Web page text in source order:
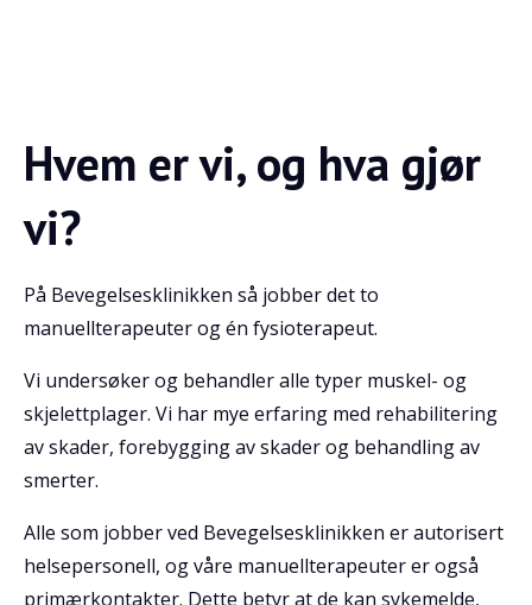
Hvem er vi, og hva gjør
vi?
På Bevegelsesklinikken så jobber det to
manuellterapeuter og én fysioterapeut.
Vi undersøker og behandler alle typer muskel- og
skjelettplager. Vi har mye erfaring med rehabilitering
av skader, forebygging av skader og behandling av
smerter.
Alle som jobber ved Bevegelsesklinikken er autorisert
helsepersonell, og våre manuellterapeuter er også
primærkontakter. Dette betyr at de kan sykemelde,